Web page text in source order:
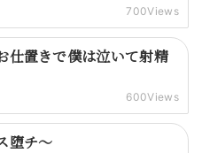
700Views
仕置きで僕は泣いて射精
600Views
堕チ～